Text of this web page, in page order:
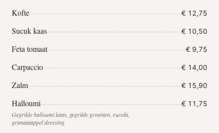
Kofte € 12,75
Sucuk kaas € 10,50
Feta tomaat € 9,75
Carpaccio € 14,00
Zalm € 15,90
Halloumi € 11,75
Gegrilde halloumi kaas, gegrilde groenten, rucola,
granaatappel dressing